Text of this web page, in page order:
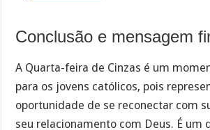
Conclusão e mensagem
A Quarta-feira de Cinzas é um
para os jovens católicos, pois
oportunidade de se reconectar com
seu relacionamento com Deus. É um